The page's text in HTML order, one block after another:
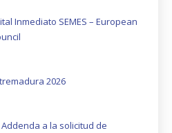
Inmediato SEMES – European
2026
Addenda a la solicitud de